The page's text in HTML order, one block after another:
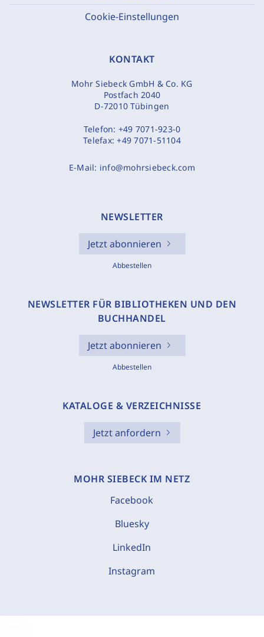
Cookie-Einstellungen
KONTAKT
Mohr Siebeck GmbH & Co. KG
Postfach 2040
D-72010 Tübingen
Telefon: +49 7071-923-0
Telefax:+49 7071-51104
E-Mail: info@mohrsiebeck.com
NEWSLETTER
Jetzt abonnieren
Abbestellen
NEWSLETTER FÜR BIBLIOTHEKEN UND DEN
BUCHHANDEL
Jetzt abonnieren
Abbestellen
KATALOGE & VERZEICHNISSE
Jetzt anfordern
MOHR SIEBECK IM NETZ
Facebook
Bluesky
LinkedIn
Instagram